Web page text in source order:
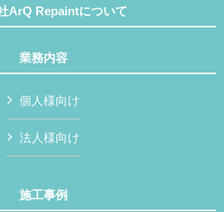
ArQ Repaintについて
業務内容
個人様向け
法人様向け
施工事例